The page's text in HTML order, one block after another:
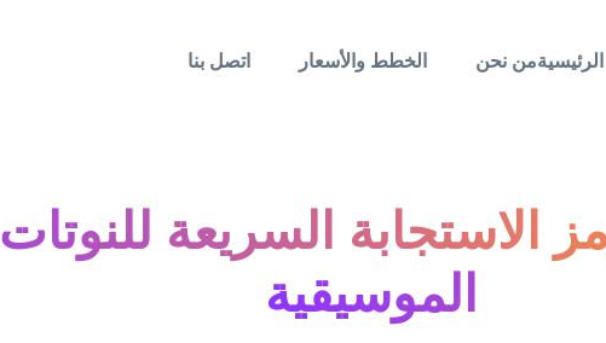
الرئيسيةمن نحن الخطط والأسعار اتصل بنا
الاستجابة السريعة للنوتات
الموسيقية